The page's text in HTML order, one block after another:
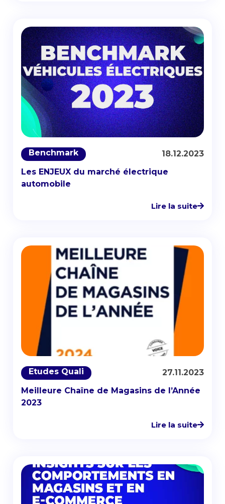
Benchmark
18.12.2023
Les ENJEUX du marché électrique
automobile
Lire la suite
Etudes Quali
27.11.2023
Meilleure Chaîne de Magasins de l’Année
2023
Lire la suite